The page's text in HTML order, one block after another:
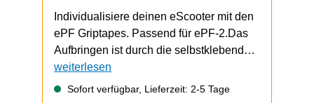
Individualisiere deinen eScooter mit den
ePF Griptapes. Passend für ePF-2.Das
Aufbringen ist durch die selbstklebende
Unterseite schnell und einfach
durchzuführen.Video zum Griptape-
weiterlesen
Sofort verfügbar, Lieferzeit: 2-5 Tage